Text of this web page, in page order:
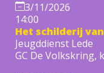
3/11/2026
14:00
Het schilderij
Jeugddienst Lede
GC De Volkskring,